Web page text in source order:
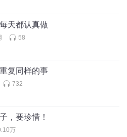
天都认真做
58
复同样的事
732
，要珍惜！
万